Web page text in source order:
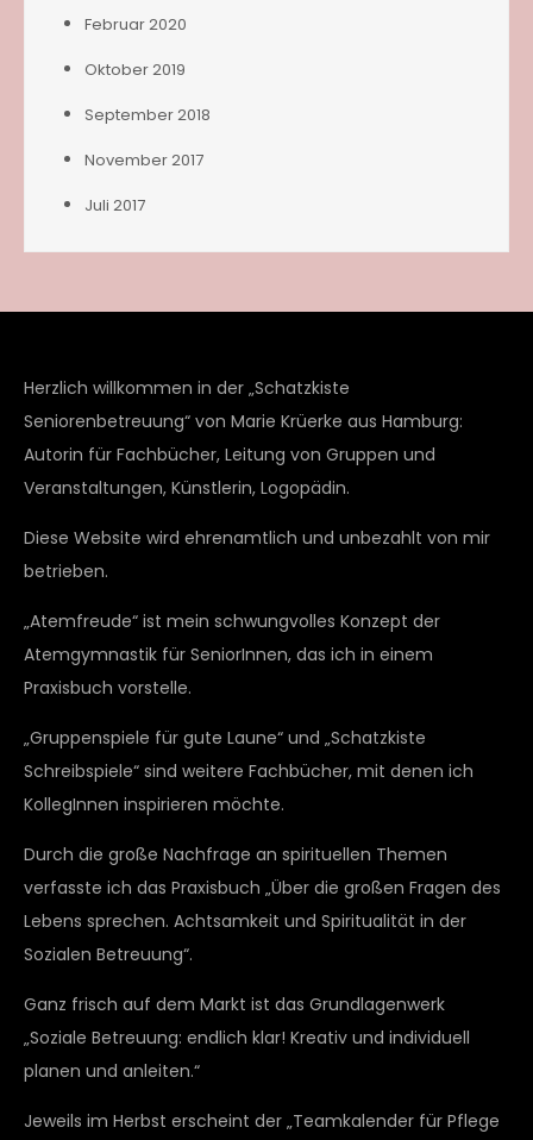
Februar 2020
Oktober 2019
September 2018
November 2017
Juli 2017
Herzlich willkommen in der „Schatzkiste
Seniorenbetreuung“ von Marie Krüerke aus Hamburg:
Autorin für Fachbücher, Leitung von Gruppen und
Veranstaltungen, Künstlerin, Logopädin.
Diese Website wird ehrenamtlich und unbezahlt von mir
betrieben.
„Atemfreude“ ist mein schwungvolles Konzept der
Atemgymnastik für SeniorInnen, das ich in einem
Praxisbuch vorstelle.
„Gruppenspiele für gute Laune“ und „Schatzkiste
Schreibspiele“ sind weitere Fachbücher, mit denen ich
KollegInnen inspirieren möchte.
Durch die große Nachfrage an spirituellen Themen
verfasste ich das Praxisbuch „Über die großen Fragen des
Lebens sprechen. Achtsamkeit und Spiritualität in der
Sozialen Betreuung“.
Ganz frisch auf dem Markt ist das Grundlagenwerk
„Soziale Betreuung: endlich klar! Kreativ und individuell
planen und anleiten.“
Jeweils im Herbst erscheint der „Teamkalender für Pflege